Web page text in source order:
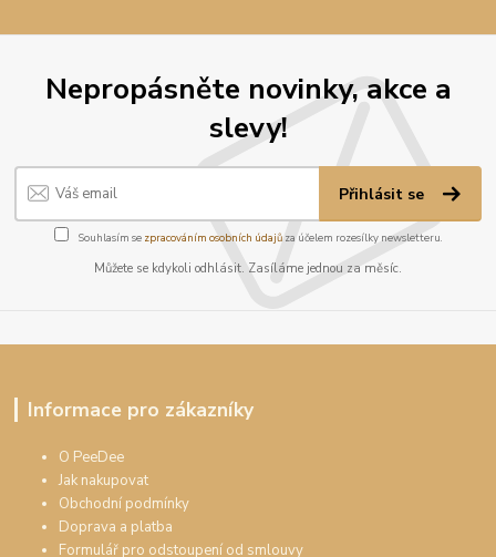
Nepropásněte novinky, akce a
slevy!
Přihlásit se
Souhlasím se zpracováním osobních údajůza účelem rozesílky newsletteru.
Můžete se kdykoli odhlásit. Zasíláme jednou za měsíc.
Informace pro zákazníky
O PeeDee
Jak nakupovat
Obchodní podmínky
Doprava a platba
Formulář pro odstoupení od smlouvy